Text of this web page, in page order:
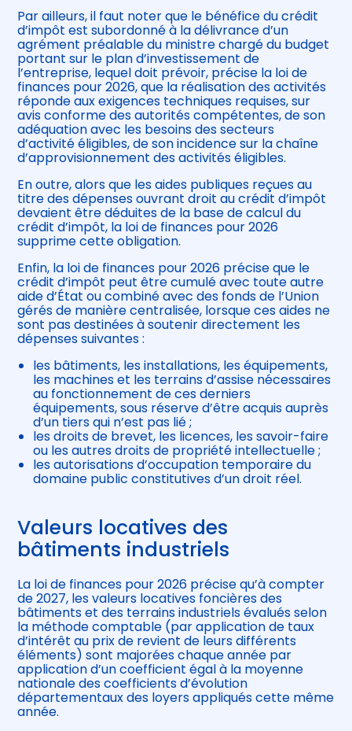
Par ailleurs, il faut noter que le bénéfice du crédit
d’impôt est subordonné à la délivrance d’un
agrément préalable du ministre chargé du budget
portant sur le plan d’investissement de
l’entreprise, lequel doit prévoir, précise la loi de
finances pour 2026, que la réalisation des activités
réponde aux exigences techniques requises, sur
avis conforme des autorités compétentes, de son
adéquation avec les besoins des secteurs
d’activité éligibles, de son incidence sur la chaîne
d’approvisionnement des activités éligibles.
En outre, alors que les aides publiques reçues au
titre des dépenses ouvrant droit au crédit d’impôt
devaient être déduites de la base de calcul du
crédit d’impôt, la loi de finances pour 2026
supprime cette obligation.
Enfin, la loi de finances pour 2026 précise que le
crédit d’impôt peut être cumulé avec toute autre
aide d’État ou combiné avec des fonds de l’Union
gérés de manière centralisée, lorsque ces aides ne
sont pas destinées à soutenir directement les
dépenses suivantes :
les bâtiments, les installations, les équipements,
les machines et les terrains d’assise nécessaires
au fonctionnement de ces derniers
équipements, sous réserve d’être acquis auprès
d’un tiers qui n’est pas lié ;
les droits de brevet, les licences, les savoir-faire
ou les autres droits de propriété intellectuelle ;
les autorisations d’occupation temporaire du
domaine public constitutives d’un droit réel.
Valeurs locatives des
bâtiments industriels
La loi de finances pour 2026 précise qu’à compter
de 2027, les valeurs locatives foncières des
bâtiments et des terrains industriels évalués selon
la méthode comptable (par application de taux
d’intérêt au prix de revient de leurs différents
éléments) sont majorées chaque année par
application d’un coefficient égal à la moyenne
nationale des coefficients d’évolution
départementaux des loyers appliqués cette même
année.